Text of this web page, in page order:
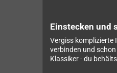
Einstecken und
Vergiss komplizierte
verbinden und
Klassiker - du